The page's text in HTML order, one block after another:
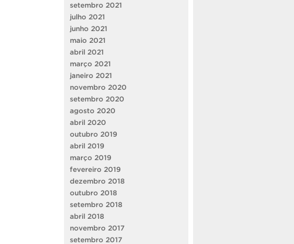
setembro 2021
julho 2021
junho 2021
maio 2021
abril 2021
março 2021
janeiro 2021
novembro 2020
setembro 2020
agosto 2020
abril 2020
outubro 2019
abril 2019
março 2019
fevereiro 2019
dezembro 2018
outubro 2018
setembro 2018
abril 2018
novembro 2017
setembro 2017